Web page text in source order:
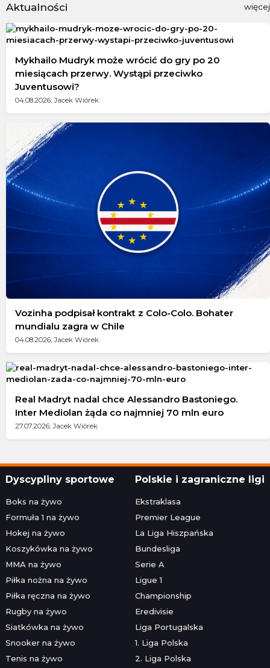
Aktualności więcej
Mykhailo Mudryk może wrócić do gry po 20
miesiącach przerwy. Wystąpi przeciwko
Juventusowi?
04.08.2026; Jacek Wiórek
Vozinha podpisał kontrakt z Colo-Colo. Bohater
mundialu zagra w Chile
04.08.2026; Jacek Wiórek
Real Madryt nadal chce Alessandro Bastoniego.
Inter Mediolan żąda co najmniej 70 mln euro
27.07.2026; Jacek Wiórek
Dyscypliny sportowe
Boks na żywo
Formuła 1 na żywo
Hokej na żywo
Koszykówka na żywo
MMA na żywo
Piłka nożna na żywo
Piłka ręczna na żywo
Rugby na żywo
Siatkówka na żywo
Snooker na żywo
Tenis na żywo
Polskie i zagraniczne ligi
Ekstraklasa
Premier League
La Liga Hiszpańska
Bundesliga
Serie A
Ligue 1
Championship
Eredivisie
Liga Portugalska
1. Liga Polska
2. Liga Polska